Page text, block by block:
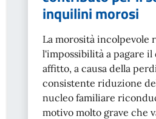
inquilini morosi
La morosità incolpevole
l'impossibilità a pagare il
affitto, a causa della
consistente riduzione
nucleo familiare
motivo molto grave che